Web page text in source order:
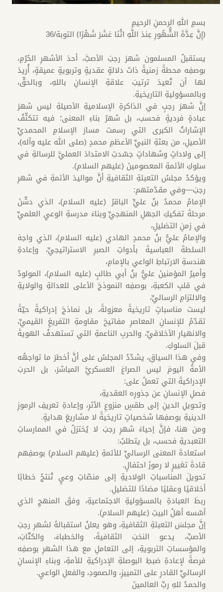
بسمِ اللهِ الرحمنِ الرحيمِ
﴿إِنَّ عِدَّةَ الشُّهُورِ عِندَ اللَّهِ اثْنَا عَشَرَ شَهْرًا﴾ التوبة/36
يستقبلُ المسلمون شهرَ رجبَ الأصبَّ، أحدَ الأشهرِ الحُرُمِ،
بوصفِه محطةً زمنيةً ذاتَ دلالةٍ عقديةٍ وتربويةٍ عميقةٍ، أُريدَ
لها أن تُعيدَ ترتيبَ علاقةِ الإنسانِ باللهِ، وبالحقِّ،
وبالمسؤوليةِ التاريخيةِ.
إنَّ شهرَ رجبٍ في الذاكرةِ الإسلاميةِ الأصيلةِ ليس شهرَ
عبادةٍ فرديةٍ فحسب، بل شهرُ بناءِ المعنى؛ فيه تتكثّفُ
الإشاراتُ الكبرى التي رسمت مسارَ الإسلامِ المحمديِّ
الأصيلِ، من بعثةِ النبيِّ الأعظمِ محمدٍ (صلى الله عليه وآله)،
إلى ولاداتٍ وشهاداتٍ جسّدتِ الامتدادَ العمليَّ للرسالةِ في
سلوكِ الأئمةِ المعصومينَ (عليهم السلام).
ويؤكدُ مجلسُ التعبئةِ الثقافيةِ أنَّ مواليدَ الأئمةِ في شهرِ
رجبَ—وفي مقدّمتهم:
الإمامُ محمدُ بنُ عليٍّ الباقرُ (عليه السلام)، الذي دشّنَ
مرحلةَ تفكيكِ الجهلِ المنهجيِّ وبناءَ مدرسةِ الوعيِ العلميِّ
في زمنِ التضليلِ،
والإمامُ عليُّ بنُ محمدٍ الهادي (عليه السلام)، الذي واجهَ
السلطةَ العباسيةَ بأدواتِ الصبرِ الاستراتيجيِّ، وإعادةِ
هندسةِ الارتباطِ الواعي بالإمامِ،
وأميرُ المؤمنينَ عليُّ بنُ أبي طالبٍ (عليه السلام)، المولودُ
في قلبِ الكعبةِ، بوصفِه النموذجَ الأعلى للعدالةِ والولايةِ
والالتزامِ الرساليِّ،
ليست مناسباتٍ تاريخيةً معزولةً، بل نماذجَ إدراكيةً حيّةً
تقدّمُ للإنسانِ المعاصرِ مفاتيحَ مقاومةِ التفريغِ القيميِّ،
والانهيارِ الأخلاقيِّ، والحربِ الناعمةِ التي تستهدفُ الهويةَ
قبلَ السلوكِ.
وفي هذا السياقِ، يشدّدُ المجلسُ على أنَّ أخطرَ ما تواجهُه
الأمةُ اليومَ ليس الصراعَ العسكريَّ المباشرَ، بل الحربَ
الإدراكيةَ التي تعملُ على:
فصلِ الإنسانِ عن جذورِه العقديةِ،
وتحويلِ الدينِ إلى طقسٍ منزوعِ الأثرِ، وإعادةِ تعريفِ الرموزِ
الدينيةِ بوصفِها شخصياتٍ تاريخيةً لا مشاريعَ هدايةٍ.
ومن هنا، فإنَّ إحياءَ شهرِ رجبَ لا يُختزلُ في الممارساتِ
التعبديةِ فحسب، بل يتطلبُ:
استعادةَ المعنى الرساليِّ للأئمةِ (عليهم السلام) بوصفِهم
قادةَ تغييرٍ لا رموزَ احتفالٍ.
تحويلَ المناسباتِ الولاديةِ إلى منصّاتِ وعيٍ تُنتجُ خطابًا
أخلاقيًا وعقليًا مضادًا للتضليلِ.
ربطَ العبادةِ بالمسؤوليةِ الاجتماعيةِ، وفقَ المنهجِ الذي
أسّسه أهلُ البيتِ (عليهم السلام).
إنَّ مجلسَ التعبئةِ الثقافيةِ، وهو يعلنُ استقبالهُ لشهرِ رجبَ
الأصبِّ، يدعو النخبَ الثقافيةَ، والخطباءَ، والكتّابَ،
والمؤسساتِ التربويةِ، إلى التعاملِ مع هذا الشهرِ بوصفِه
فرصةً لإعادةِ ضبطِ البوصلةِ الإدراكيةِ للأمةِ، وبناءِ الإنسانِ
الرساليِّ القادرِ على التمييزِ، والصمودِ، والفعلِ الواعيِ.
والحمدُ للهِ ربِّ العالمينَ